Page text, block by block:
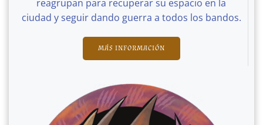
reagrupan para recuperar su espacio en la
ciudad y seguir dando guerra a todos los bandos.
MÁS INFORMACIÓN